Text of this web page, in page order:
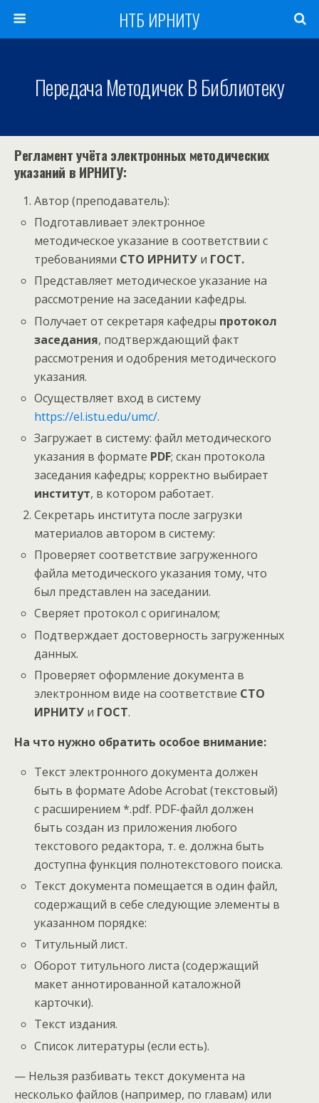
НТБ ИРНИТУ
Передача Методичек В Библиотеку
Регламент учёта электронных методических
указаний в ИРНИТУ:
Автор (преподаватель):
Подготавливает электронное
методическое указание в соответствии с
требованиями СТО ИРНИТУ и ГОСТ.
Представляет методическое указание на
рассмотрение на заседании кафедры.
Получает от секретаря кафедры протокол
заседания, подтверждающий факт
рассмотрения и одобрения методического
указания.
Осуществляет вход в систему
https://el.istu.edu/umc/.
Загружает в систему: файл методического
указания в формате PDF; скан протокола
заседания кафедры; корректно выбирает
институт, в котором работает.
Секретарь института после загрузки
материалов автором в систему:
Проверяет соответствие загруженного
файла методического указания тому, что
был представлен на заседании.
Сверяет протокол с оригиналом;
Подтверждает достоверность загруженных
данных.
Проверяет оформление документа в
электронном виде на соответствие СТО
ИРНИТУ и ГОСТ.
На что нужно обратить особое внимание:
Текст электронного документа должен
быть в формате Adobe Acrobat (текстовый)
с расширением *.pdf. PDF-файл должен
быть создан из приложения любого
текстового редактора, т. е. должна быть
доступна функция полнотекстового поиска.
Текст документа помещается в один файл,
содержащий в себе следующие элементы в
указанном порядке:
Титульный лист.
Оборот титульного листа (содержащий
макет аннотированной каталожной
карточки).
Текст издания.
Список литературы (если есть).
— Нельзя разбивать текст документа на
несколько файлов (например, по главам) или